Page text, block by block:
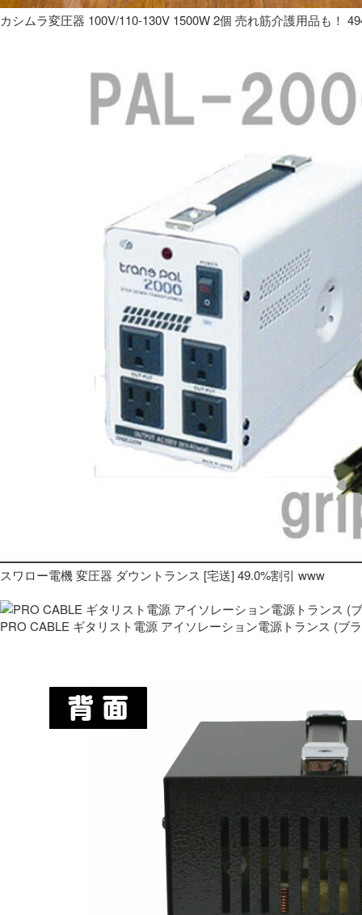
カシムラ変圧器 100V/110-130V 1500W 2個 売れ筋介護用品も！
スワロー電機 変圧器 ダウントランス [宅送] 49.0%割引 www
PRO CABLE ギタリスト電源 アイソレーション電源トランス (ブ